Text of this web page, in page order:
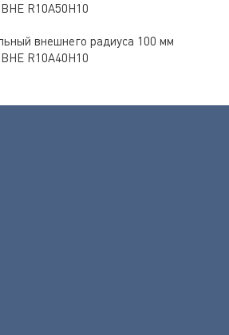
R10A50H10
внешнего радиуса 100 мм
R10A40H10